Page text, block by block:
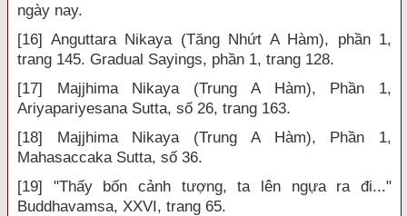
ngày nay.
[16] Anguttara Nikaya (Tăng Nhứt A Hàm), phần 1,
trang 145. Gradual Sayings, phần 1, trang 128.
[17] Majjhima Nikaya (Trung A Hàm), Phần 1,
Ariyapariyesana Sutta, số 26, trang 163.
[18] Majjhima Nikaya (Trung A Hàm), Phần 1,
Mahasaccaka Sutta, số 36.
[19] "Thấy bốn cảnh tượng, ta lên ngựa ra đi..."
Buddhavamsa, XXVI, trang 65.